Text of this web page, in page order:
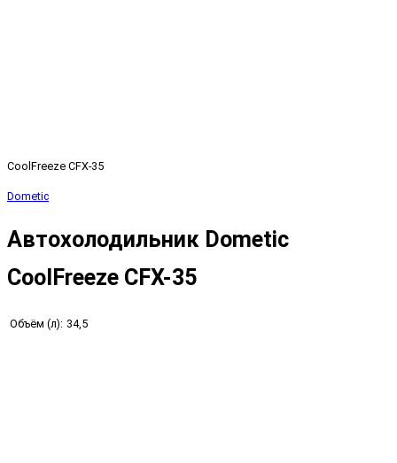
CoolFreeze CFX-35
Dometic
Автохолодильник Dometic
CoolFreeze CFX-35
Объём (л): 34,5